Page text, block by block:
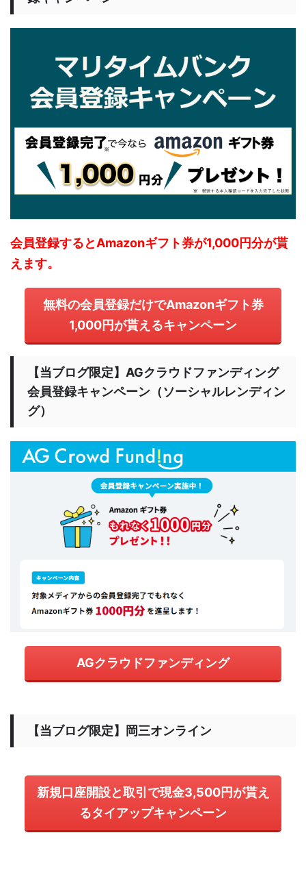
会員登録するとAmazonギフト券が1,000円分が貰
えます。
無料の会員登録だけでAmazonギフト券
1,000円が貰えるキャンペーン
【当ブログ限定】AGクラウドファンディング
会員登録キャンペーン（ソーシャルレンディン
グ）
AGクラウドファンディング
【当ブログ限定】岡三オンライン
新規口座開設と取引で現金3,500円が貰え
るタイアップキャンペーン